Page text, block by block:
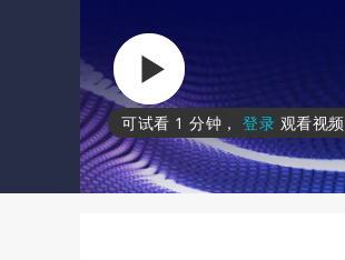
可试看 1 分钟 ， 登录 观看视频